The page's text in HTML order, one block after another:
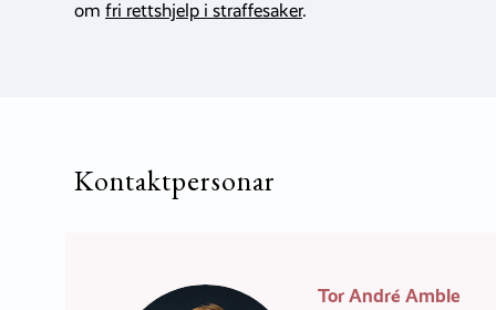
om fri rettshjelp i straffesaker.
Kontaktpersonar
Tor André Amble